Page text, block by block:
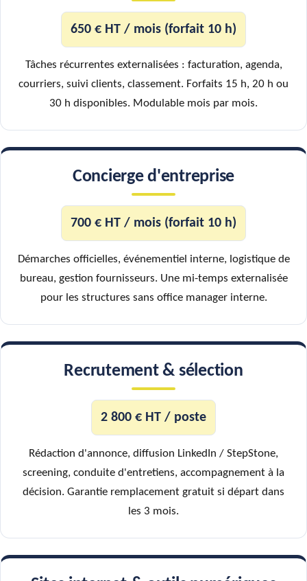
650 € HT / mois (forfait 10 h)
Tâches récurrentes externalisées : facturation, agenda,
courriers, suivi clients, classement. Forfaits 15 h, 20 h ou
30 h disponibles. Modulable mois par mois.
Concierge d'entreprise
700 € HT / mois (forfait 10 h)
Démarches officielles, événementiel interne, logistique de
bureau, gestion fournisseurs. Une mi-temps externalisée
pour les structures sans office manager interne.
Recrutement & sélection
2 800 € HT / poste
Rédaction d'annonce, diffusion LinkedIn / StepStone,
screening, conduite d'entretiens, accompagnement à la
décision. Garantie remplacement gratuit si départ dans
les 3 mois.